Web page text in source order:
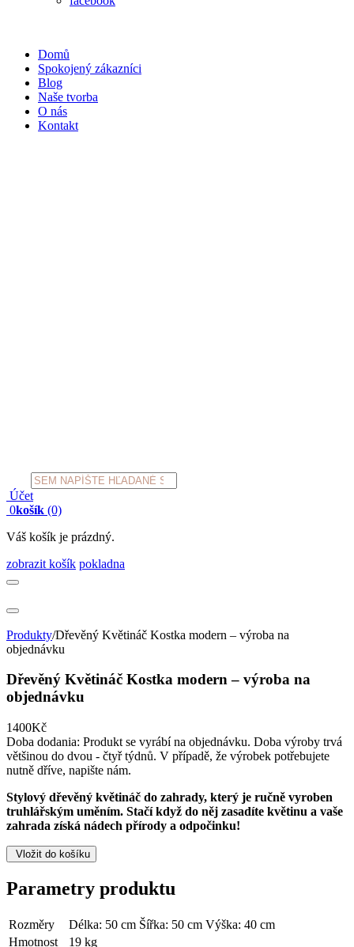
Domů
Spokojený zákazníci
Blog
Naše tvorba
O nás
Kontakt
Products
search
Účet
0košík (0)
Váš košík je prázdný.
zobrazit košík pokladna
Produkty/Dřevěný Květináč Kostka modern – výroba na
objednávku
Dřevěný Květináč Kostka modern – výroba na
objednávku
1400Kč
Doba dodania: Produkt se vyrábí na objednávku. Doba výroby trvá
většinou do dvou - čtyř týdnů. V případě, že výrobek potřebujete
nutně dříve, napište nám.
Stylový dřevěný květináč do zahrady, který je ručně vyroben
truhlářským uměním. Stačí když do něj zasadíte květinu a vaše
zahrada získá nádech přírody a odpočinku!
Vložit do košíku
Parametry produktu
Rozměry
Délka: 50 cm Šířka: 50 cm Výška: 40 cm
Hmotnost
19 kg